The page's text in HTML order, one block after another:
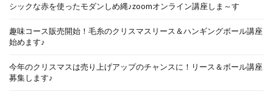
シックな赤を使ったモダンしめ縄♪zoomオンライン講座しま～す
趣味コース販売開始！毛糸のクリスマスリース＆ハンギングボール講座
始めます♪
今年のクリスマスは売り上げアップのチャンスに！リース＆ボール講座
募集します♪